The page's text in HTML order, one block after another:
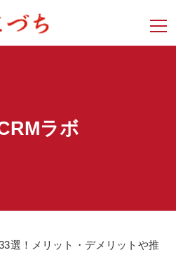
ラボ
選！メリット・デメリットや推